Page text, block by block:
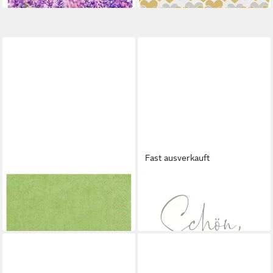
HOME FASHION
Papierserviette
Fast ausverkauft
Papierserviette
3,25 €
in 3-4 Werktagen bei dir